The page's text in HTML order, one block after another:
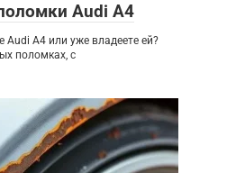
Audi A4
Audi A4 или уже владеете ей?
поломках, с